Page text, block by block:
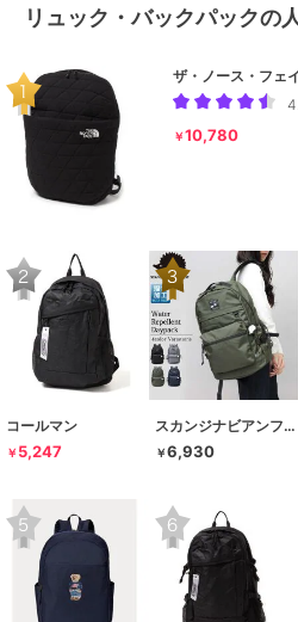
リュック・バックパックの
ザ・ノース・フェ
￥10,780
コールマン
￥ 5,247
スカンジナビアンフォレスト
￥6,930